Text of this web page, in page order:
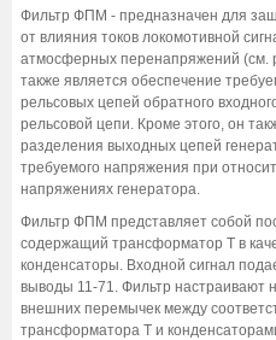
Фильтр ФПМ - предназначен для
от влияния токов локомотивной
атмосферных перенапряжений (см.
также является обеспечение
рельсовых цепей обратного
рельсовой цепи. Кроме этого, он
разделения выходных цепей
требуемого напряжения при
напряжениях генератора.
Фильтр ФПМ представляет собой
содержащий трансформатор Т в
конденсаторы. Входной сигнал
выводы 11-71. Фильтр настраивают
внешних перемычек между
трансформатора Т и